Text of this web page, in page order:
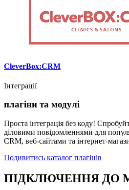
CleverBox:CRM
Інтеграції
плагіни та модулі
Проста інтеграція без коду!
діловими повідомленнями для
CRM, веб-сайтами та інтернет-
Подивитись каталог плагінів
ПІДКЛЮЧЕННЯ ДО